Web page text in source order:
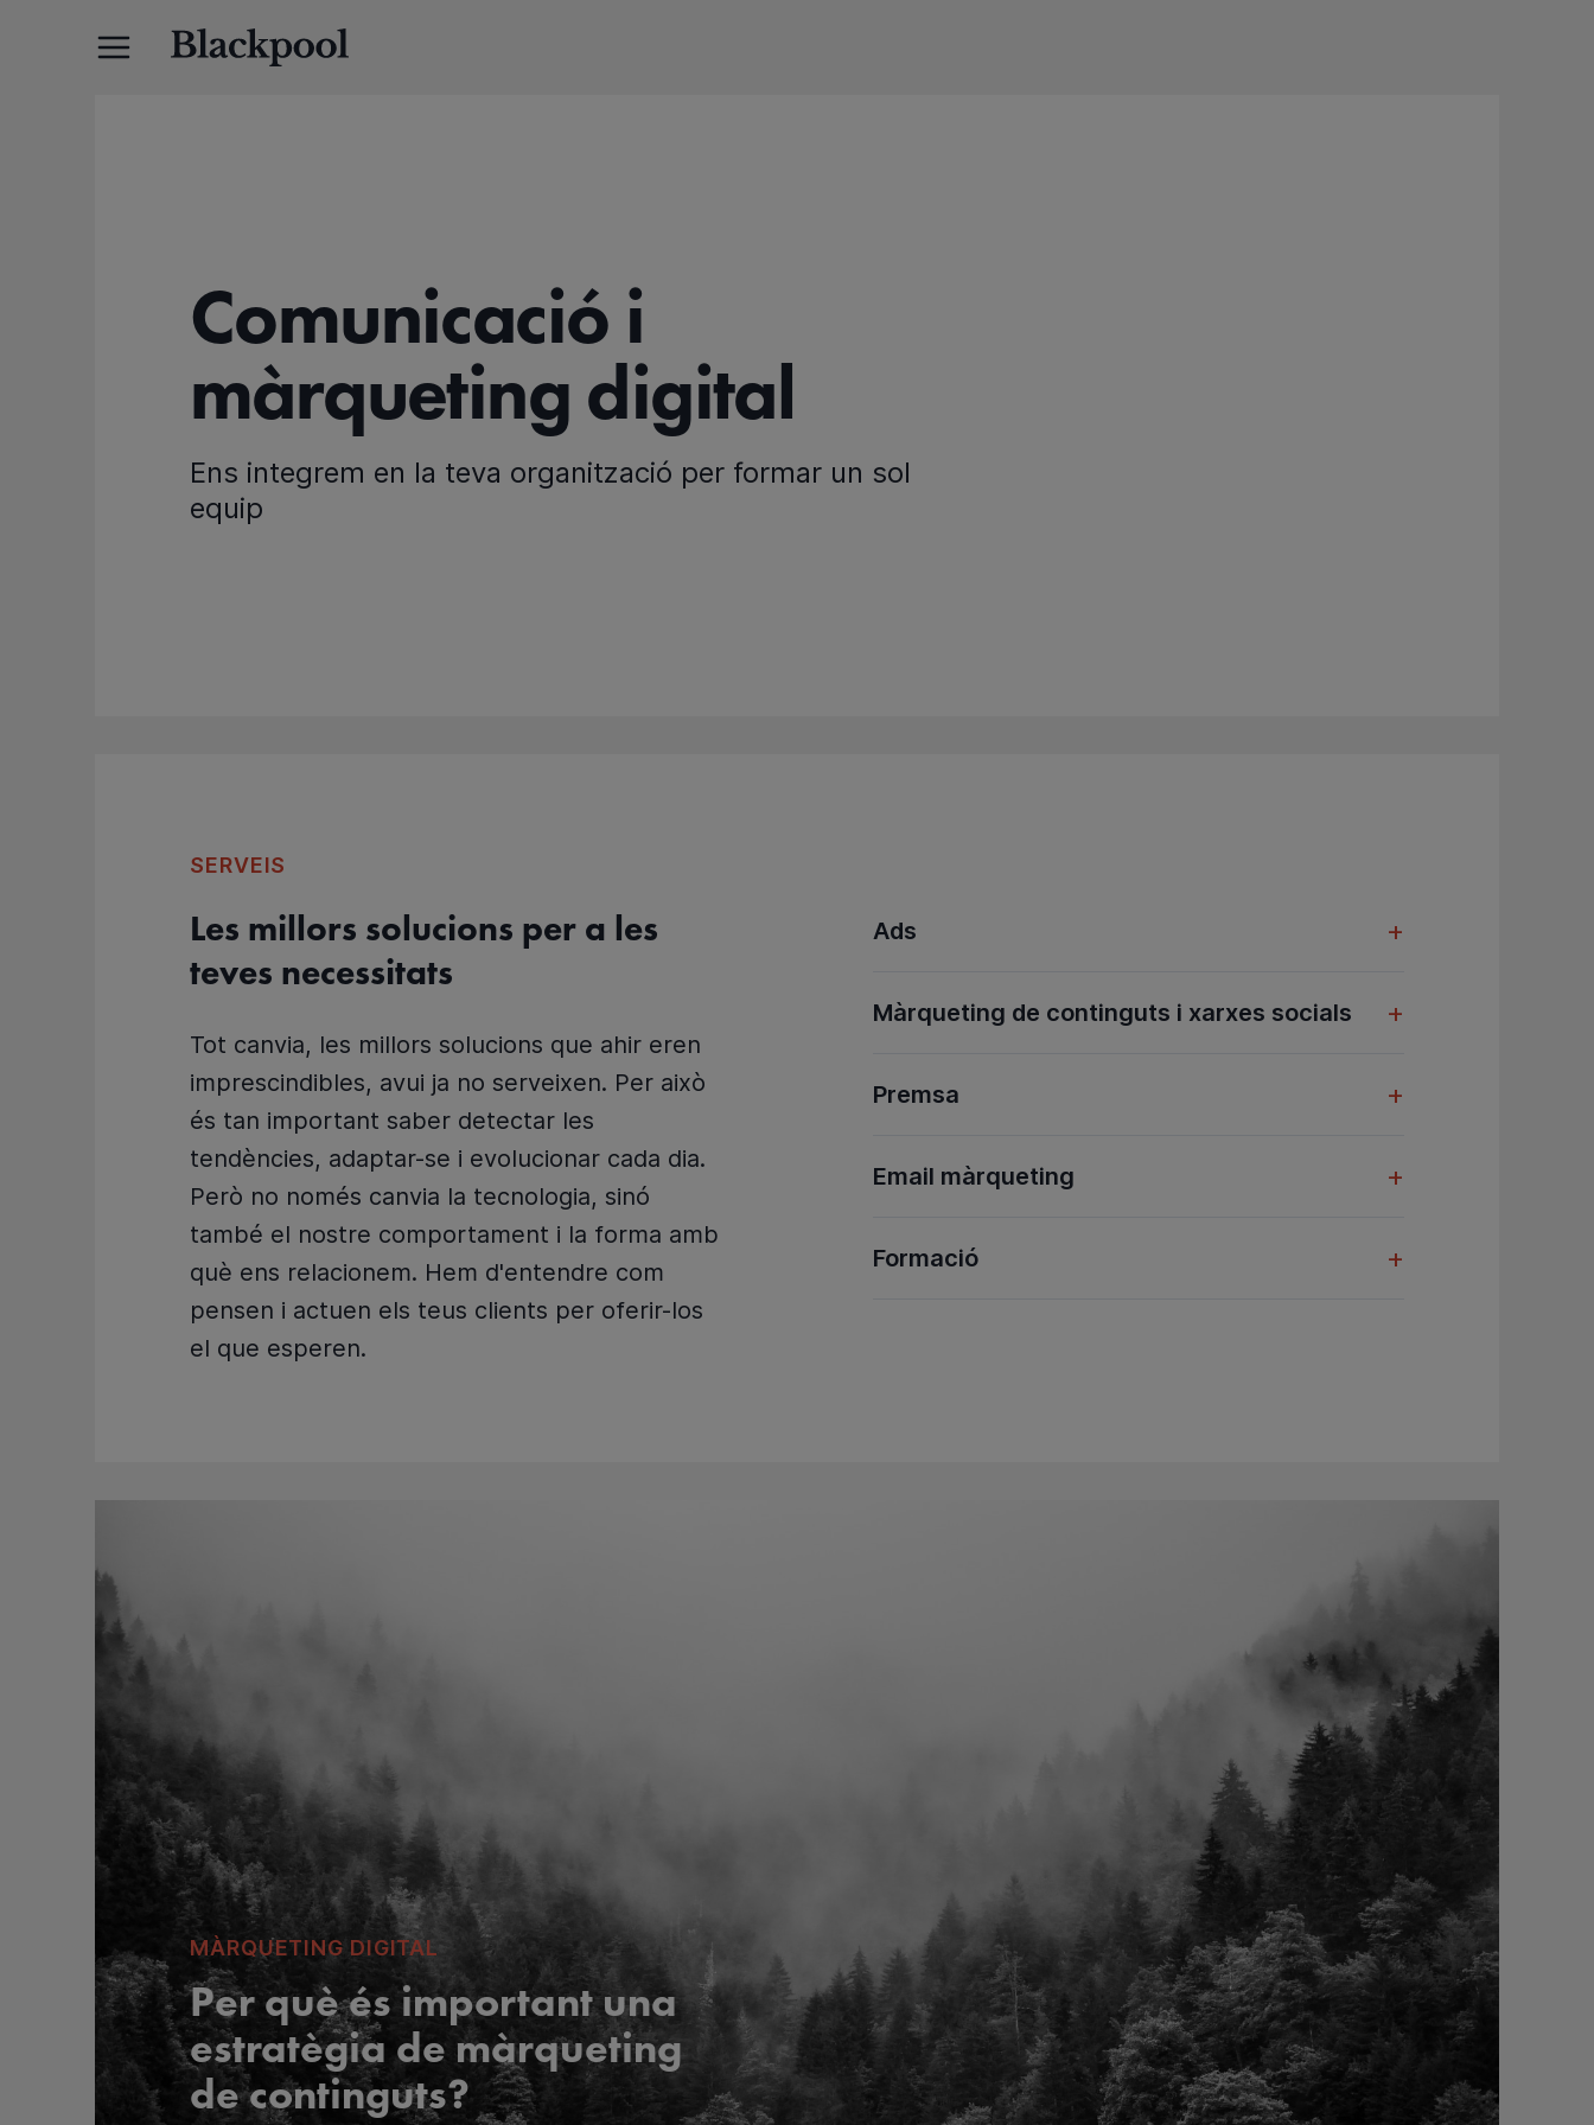
Comunicació i
màrqueting digital
Ens integrem en la teva organització per formar un sol
equip
SERVEIS
Les millors solucions per a les
teves necessitats
Tot canvia, les millors solucions que ahir eren
imprescindibles, avui ja no serveixen. Per això
és tan important saber detectar les
tendències, adaptar-se i evolucionar cada dia.
Però no només canvia la tecnologia, sinó
també el nostre comportament i la forma amb
què ens relacionem. Hem d'entendre com
pensen i actuen els teus clients per oferir-los
el que esperen.
Ads +
Màrqueting de continguts i xarxes socials +
Premsa +
Email màrqueting +
Formació +
MÀRQUETING DIGITAL
Per què és important una
estratègia de màrqueting
de continguts?